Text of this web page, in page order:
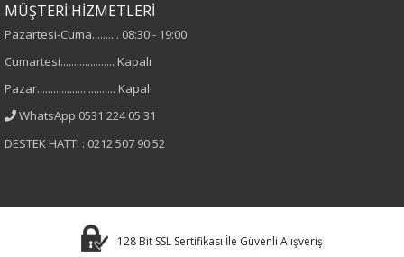
%55 Liyosel
Yaka Tipi
MÜŞTERİ HİZMETLERİ
Pazartesi-Cuma.......... 08:30 - 19:00
Cumartesi.................... Kapalı
Pazar............................. Kapalı
WhatsApp 0531 224 05 31
DESTEK HATTI : 0212 507 90 52
128 Bit SSL Sertifikası İle Güvenli Alışveriş